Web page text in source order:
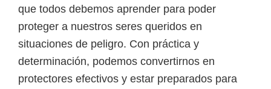
que todos debemos aprender para poder
proteger a nuestros seres queridos en
situaciones de peligro. Con práctica y
determinación, podemos convertirnos en
protectores efectivos y estar preparados para